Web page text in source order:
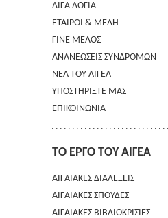
ΛΙΓΑ ΛΟΓΙΑ
ΕΤΑΙΡΟΙ & ΜΕΛΗ
ΓΙΝΕ ΜΕΛΟΣ
ΑΝΑΝΕΩΣΕΙΣ ΣΥΝΔΡΟΜΩΝ
ΝΕΑ ΤΟΥ ΑΙΓΕΑ
ΥΠΟΣΤΗΡΙΞΤΕ ΜΑΣ
ΕΠΙΚΟΙΝΩΝΙΑ
ΤΟ ΕΡΓΟ ΤΟΥ ΑΙΓΕΑ
ΑΙΓΑΙΑΚΕΣ ΔΙΑΛΕΞΕΙΣ
ΠΛΗΡΟΦΟΡΙΕΣ
ΑΙΓΑΙΑΚΕΣ ΣΠΟΥΔΕΣ
ΠΛΗΡΟΦΟΡΙΕΣ
ΑΙΓΑΙΑΚΕΣ ΒΙΒΛΙΟΚΡΙΣΙΕΣ